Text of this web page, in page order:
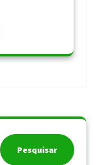
Pesquisar